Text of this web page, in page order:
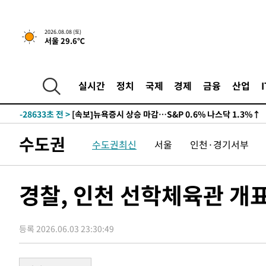
2026.08.08 (토)
서울 29.6℃
실시간 정치 국제 경제 금융 산업
-28633초 전 > [속보]뉴욕증시 상승 마감…S&P 0.6% 나스닥 1.3%↑
수도권 수도권최신 서울 인천·경기서부
경찰, 인천 선학체육관 개
등록 2026.06.03 23:30:49